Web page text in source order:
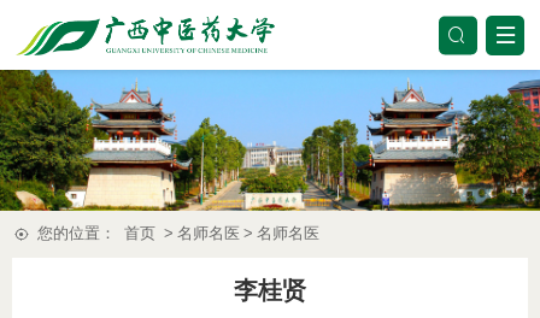
您的位置： 首页 > 名师名医 > 名师名医
李桂贤